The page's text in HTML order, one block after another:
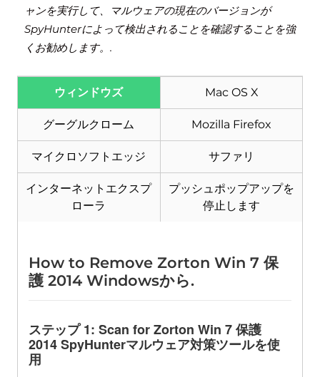
ャンを実行して、マルウェアの現在のバージョンが
SpyHunterによって検出されることを確認することを強
くお勧めします。.
ウィンドウズ Mac OS X
グーグルクローム Mozilla Firefox
マイクロソフトエッジ サファリ
インターネットエクスプ
ローラ
プッシュポップアップを
停止します
How to Remove Zorton Win 7 保
護 2014 Windowsから.
ステップ 1: Scan for Zorton Win 7 保護
2014 SpyHunterマルウェア対策ツールを使
用
ダウンロード
マルウェア除去ツール